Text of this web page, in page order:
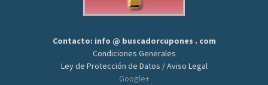
Contacto: info @ buscadorcupones . com
Condiciones Generales
Ley de Protección de Datos / Aviso Legal
Google+